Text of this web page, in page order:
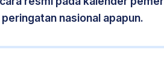
nasional apapun.